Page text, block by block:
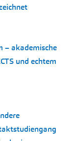
– akademische
und echtem